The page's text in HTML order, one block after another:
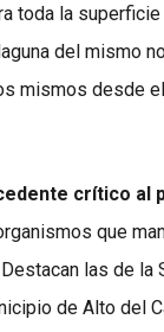
toda la
del mismo
mismos desde
crítico al
que
Destacan las de la
de Alto del